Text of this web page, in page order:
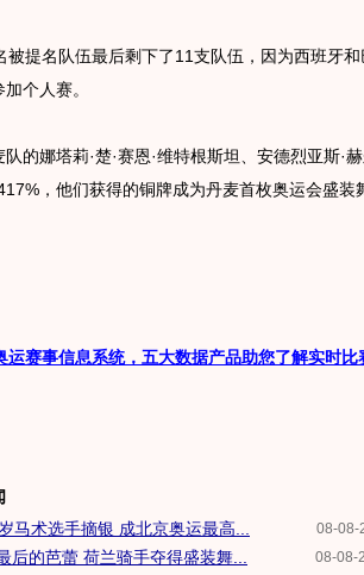
名队伍最后剩下了11支队伍，因为西班牙和
个人赛。
娜塔莉·楚·赛恩·维特根斯坦、安德烈亚斯·
，他们获得的铜牌成为丹麦首枚奥运会盛装
运赛事信息系统，五大数据产品助您了解实时比
08-08-
马术选手摘银 成北京奥运最高...
08-08-
后的芭蕾 荷兰骑手夺得盛装舞...